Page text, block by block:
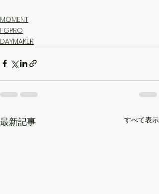
MOMENT
FGPRO
DAYMAKER
最新記事 すべて表示